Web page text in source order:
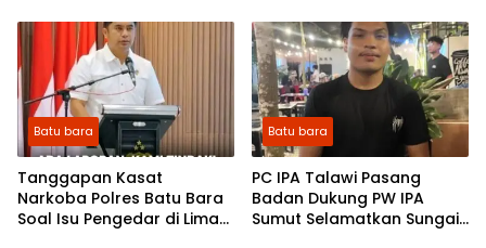
Kamtibmas Kapolres Batu
Bara AKBP Dony Satria
Wicaksono
Kabupaten Batu Bara
Batu bara
Tanggapan Kasat
Narkoba Polres Batu Bara
Soal Isu Pengedar di Lima
Batu bara
PC IPA Talawi Pasang
Badan Dukung PW IPA
Sumut Selamatkan Sungai